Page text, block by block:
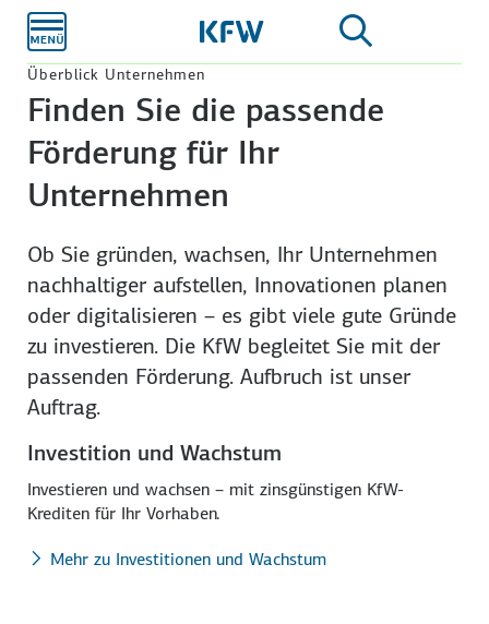
Hauptinhalt
Überblick Unternehmen
Finden Sie die passende
Förderung für Ihr
Unternehmen
Ob Sie gründen, wachsen, Ihr Unternehmen
nachhaltiger aufstellen, Innovationen planen
oder digitalisieren – es gibt viele gute Gründe
zu investieren. Die KfW begleitet Sie mit der
passenden Förderung. Aufbruch ist unser
Auftrag.
Investition und Wachstum
Investieren und wachsen – mit zins­günstigen KfW-
Krediten für Ihr Vorhaben.
Mehr zu Investitionen und Wachstum